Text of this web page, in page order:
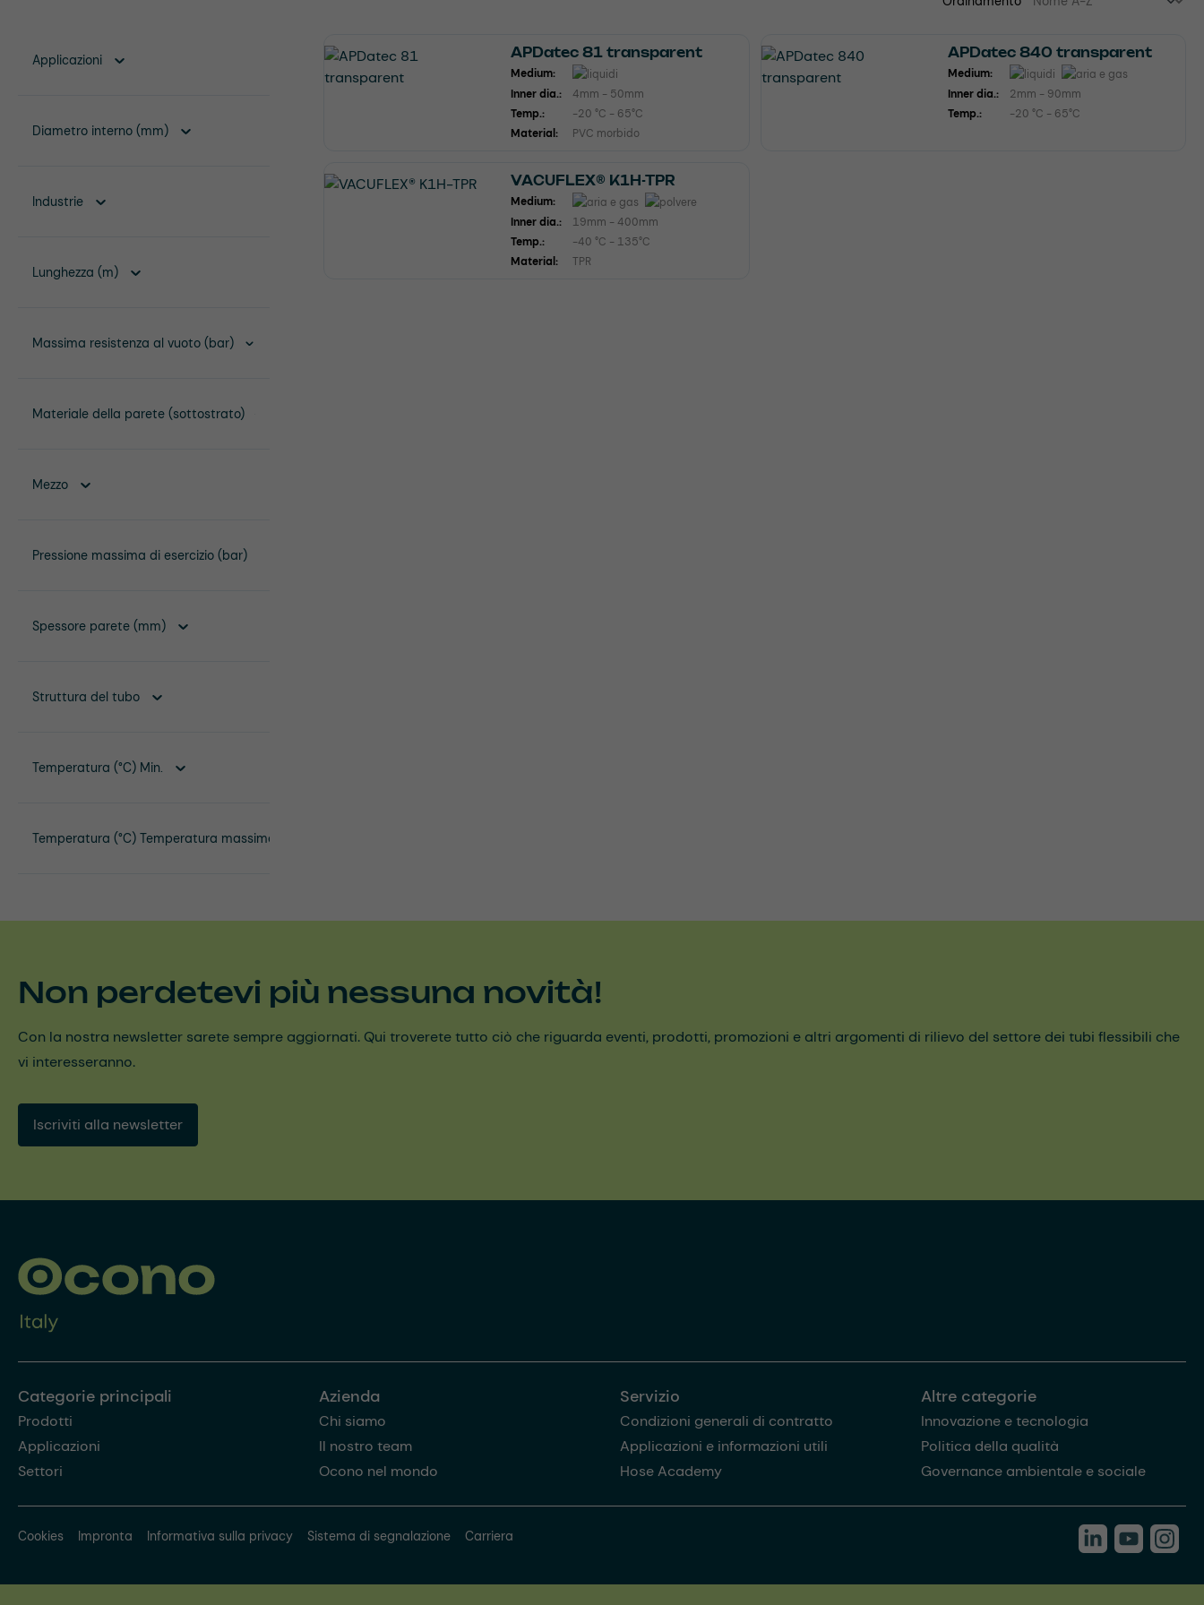
Applicazioni
Diametro interno (mm)
Industrie
Lunghezza (m)
Massima resistenza al vuoto (bar)
Materiale della parete (sottostrato)
Mezzo
Pressione massima di esercizio (bar)
Spessore parete (mm)
Struttura del tubo
Temperatura (°C) Min.
Temperatura (°C) Temperatura massima
APDatec 81 transparent
Medium:
Inner dia.:
4mm - 50mm
Temp.:
-20 °C - 65°C
Material:
PVC morbido
APDatec 840 transparent
Medium:
Inner dia.:
2mm - 90mm
Temp.:
-20 °C - 65°C
VACUFLEX® K1H-TPR
Medium:
Inner dia.:
19mm - 400mm
Temp.:
-40 °C - 135°C
Material:
TPR
Non perdetevi più nessuna novità!
Con la nostra newsletter sarete sempre aggiornati. Qui troverete tutto ciò che riguarda eventi, prodotti, promozioni e altri argomenti di rilievo del settore dei tubi flessibili che
vi interesseranno.
Iscriviti alla newsletter
Categorie principali
Prodotti
Applicazioni
Settori
Azienda
Chi siamo
Il nostro team
Ocono nel mondo
Servizio
Condizioni generali di contratto
Applicazioni e informazioni utili
Hose Academy
Altre categorie
Innovazione e tecnologia
Politica della qualità
Governance ambientale e sociale
Cookies Impronta Informativa sulla privacy Sistema di segnalazione Carriera